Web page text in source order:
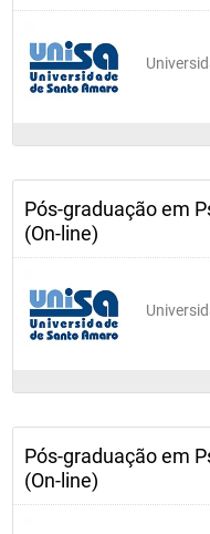
Pós-graduação em
(On-line)
Pós-graduação em
(On-line)